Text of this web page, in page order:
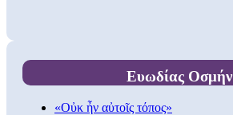
Ευωδίας Οσμήν
«Οὐκ ἦν αὐτοῖς τόπος»